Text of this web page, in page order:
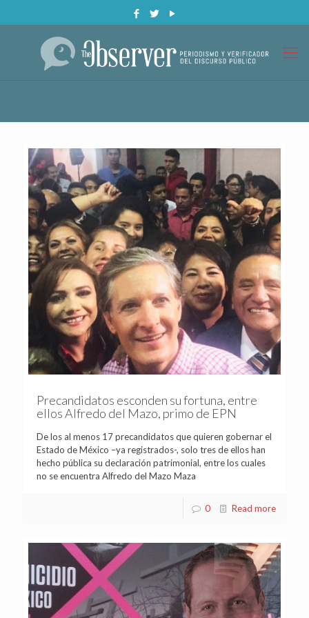
Precandidatos esconden su fortuna, entre
ellos Alfredo del Mazo, primo de EPN
De los al menos 17 precandidatos que quieren gobernar el
Estado de México –ya registrados-, solo tres de ellos han
hecho pública su declaración patrimonial, entre los cuales
no se encuentra Alfredo del Mazo Maza
0 Read more